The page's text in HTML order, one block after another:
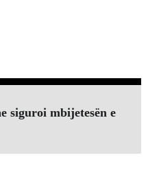
siguroi mbijetesën e